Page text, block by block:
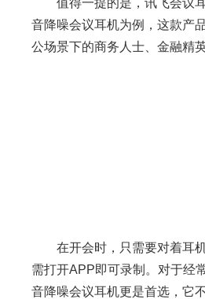
值得一提的是，讯飞会议耳
音降噪会议耳机为例，这款产
公场景下的商务人士、金融精
在开会时，只需要对着耳机
需打开APP即可录制。对于经
音降噪会议耳机更是首选，它